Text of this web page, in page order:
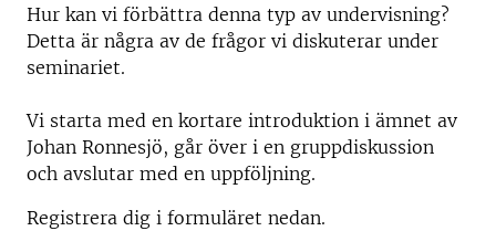
Hur kan vi förbättra denna typ av undervisning?
Detta är några av de frågor vi diskuterar under
seminariet.
Vi starta med en kortare introduktion i ämnet av
Johan Ronnesjö, går över i en gruppdiskussion
och avslutar med en uppföljning.
Registrera dig i formuläret nedan.